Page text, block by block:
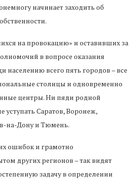
начинает заходить об
на провокацию» и оставивших за
в вопросе оказания
всего пять городов – все
столицы и одновременно
центры. Ни пяди родной
Саратов, Воронеж,
на-Дону и Тюмень.
ошибок и грамотно
других регионов – так видят
задачу в определении